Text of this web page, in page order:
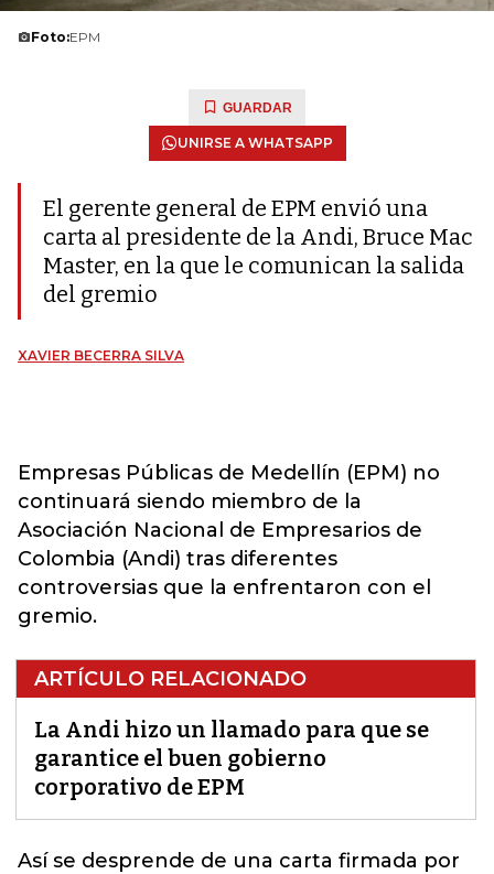
Foto:EPM
GUARDAR
UNIRSE A WHATSAPP
El gerente general de EPM envió una
carta al presidente de la Andi, Bruce Mac
Master, en la que le comunican la salida
del gremio
XAVIER BECERRA SILVA
Empresas Públicas de Medellín (EPM) no
continuará siendo miembro de la
Asociación Nacional de Empresarios de
Colombia (Andi) tras diferentes
controversias que la enfrentaron con el
gremio.
ARTÍCULO RELACIONADO
La Andi hizo un llamado para que se
garantice el buen gobierno
corporativo de EPM
Así se desprende de una carta firmada por